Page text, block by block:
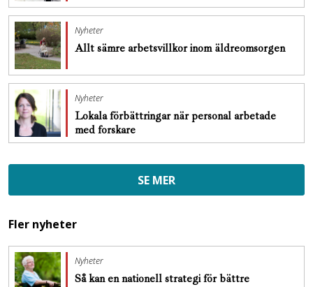
Nyheter
Allt sämre arbetsvillkor inom äldreomsorgen
Nyheter
Lokala förbättringar när personal arbetade
med forskare
SE MER
Fler nyheter
Nyheter
Så kan en nationell strategi för bättre